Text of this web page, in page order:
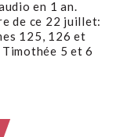
en 1 an.
de ce 22 juillet:
125, 126 et
5 et 6